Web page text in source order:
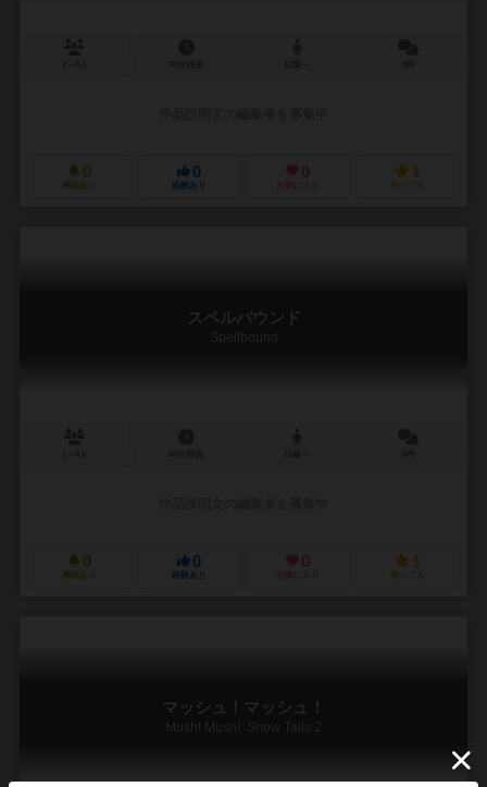
0
興味あり
0
経験あり
0
お気に入り
1
持ってる
スペルバウンド
Spellbound
0
興味あり
0
経験あり
0
お気に入り
1
持ってる
マッシュ！マッシュ！
Mush! Mush!: Snow Tails 2